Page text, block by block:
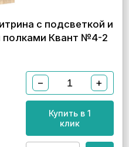
с подсветкой и
полками Квант №4-2
− +
Купить в 1
клик